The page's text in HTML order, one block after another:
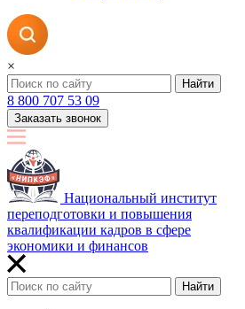
×
Найти
8 800 707 53 09
Заказать звонок
Национальный институт
переподготовки и повышения
квалификации кадров в сфере
экономики и финансов
Найти